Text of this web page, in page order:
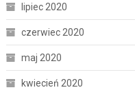
lipiec 2020
czerwiec 2020
maj 2020
kwiecień 2020